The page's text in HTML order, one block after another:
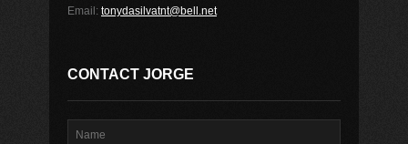
Email: tonydasilvatnt@bell.net
CONTACT JORGE